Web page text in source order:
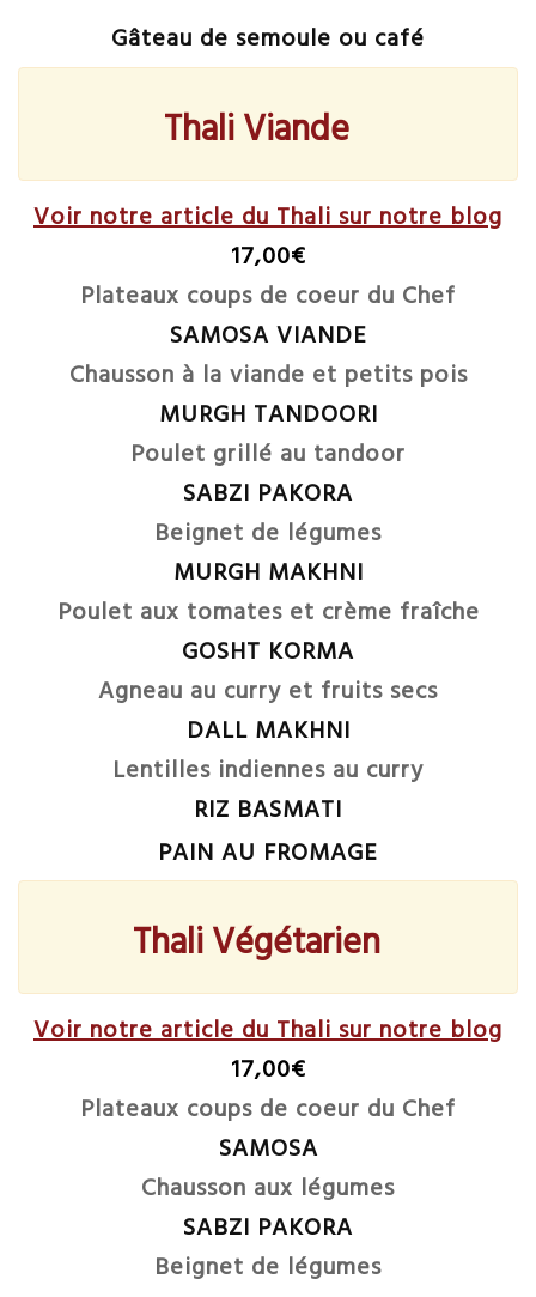
Gâteau de semoule ou café
Thali Viande
Voir notre article du Thali sur notre blog
17,00€
Plateaux coups de coeur du Chef
SAMOSA VIANDE
Chausson à la viande et petits pois
MURGH TANDOORI
Poulet grillé au tandoor
SABZI PAKORA
Beignet de légumes
MURGH MAKHNI
Poulet aux tomates et crème fraîche
GOSHT KORMA
Agneau au curry et fruits secs
DALL MAKHNI
Lentilles indiennes au curry
RIZ BASMATI
PAIN AU FROMAGE
Thali Végétarien
Voir notre article du Thali sur notre blog
17,00€
Plateaux coups de coeur du Chef
SAMOSA
Chausson aux légumes
SABZI PAKORA
Beignet de légumes